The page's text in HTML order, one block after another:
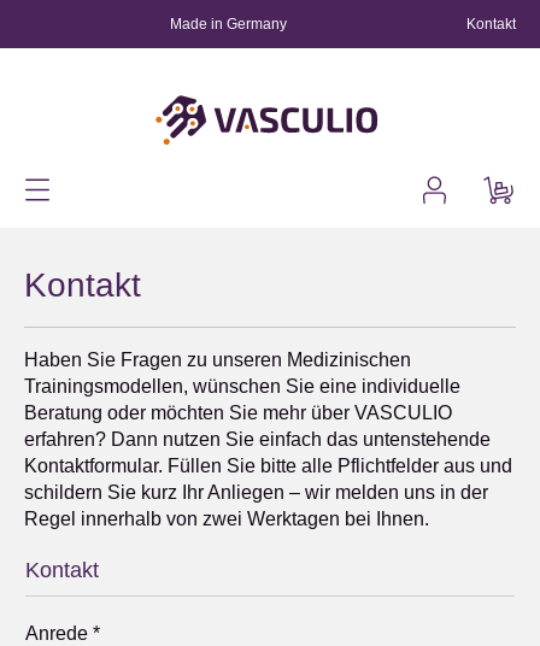
Made in Germany Kontakt
Kontakt
Haben Sie Fragen zu unseren Medizinischen
Trainingsmodellen, wünschen Sie eine individuelle
Beratung oder möchten Sie mehr über VASCULIO
erfahren? Dann nutzen Sie einfach das untenstehende
Kontaktformular. Füllen Sie bitte alle Pflichtfelder aus und
schildern Sie kurz Ihr Anliegen – wir melden uns in der
Regel innerhalb von zwei Werktagen bei Ihnen.
Kontakt
Anrede *